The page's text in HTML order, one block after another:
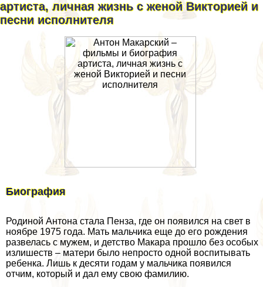
артиста, личная жизнь с женой Викторией и
песни исполнителя
Биография
Родиной Антона стала Пенза, где он появился на свет в
ноябре 1975 года. Мать мальчика еще до его рождения
развелась с мужем, и детство Макара прошло без особых
излишеств – матери было непросто одной воспитывать
ребенка. Лишь к десяти годам у мальчика появился
отчим, который и дал ему свою фамилию.